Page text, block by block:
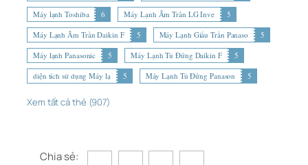
Máy lạnh Toshiba
6 Máy Lạnh Âm Trần LG Inve
5
Máy Lạnh Âm Trần Daikin F
5 Máy Lạnh Giấu Trần Panaso
5
Máy lạnh Panasonic
5 Máy Lạnh Tủ Đứng Daikin F
5
diện tích sử dụng Máy lạ
5 Máy Lạnh Tủ Đứng Panason 5
Xem tất cả thẻ (907)
Chia sẻ: